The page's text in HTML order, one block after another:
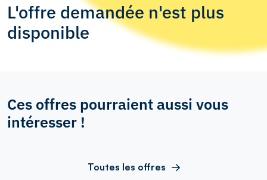
L'offre demandée n'est plus
disponible
Ces offres pourraient aussi vous
intéresser !
Toutes les offres